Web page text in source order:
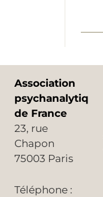
Association
psychanalytique
de France
23, rue
Chapon
75003 Paris
Téléphone :